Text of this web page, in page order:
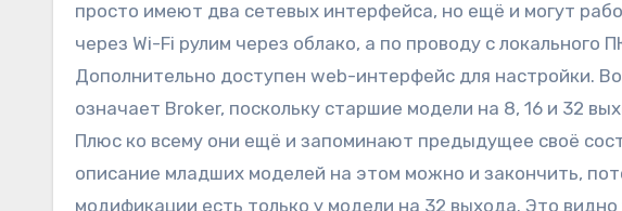
просто имеют два сетевых интерфейса, но ещё и могут
через Wi-Fi рулим через облако, а по проводу с
Дополнительно доступен web-интерфейс для настройки.
означает Broker, поскольку старшие модели на 8, 16 и 32
Плюс ко всему они ещё и запоминают предыдущее своё
описание младших моделей на этом можно и закончить,
модификации есть только у модели на 32 выхода. Это